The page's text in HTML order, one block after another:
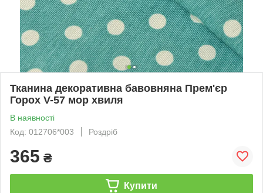
Тканина декоративна бавовняна Прем'єр
Горох V-57 мор хвиля
В наявності
Код: 012706*003
Роздріб
365 ₴
Купити